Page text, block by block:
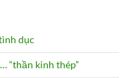
dục
“thần kinh thép”